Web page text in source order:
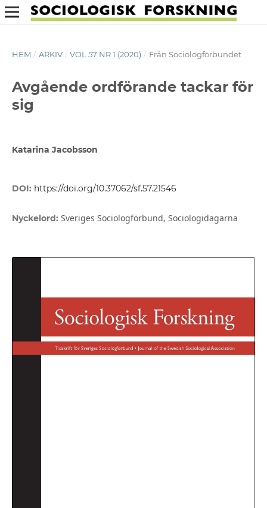
HEM / ARKIV / VOL 57 NR 1 (2020) / Från Sociologförbundet
Avgående ordförande tackar för
sig
Katarina Jacobsson
DOI: https://doi.org/10.37062/sf.57.21546
Nyckelord: Sveriges Sociologförbund, Sociologidagarna